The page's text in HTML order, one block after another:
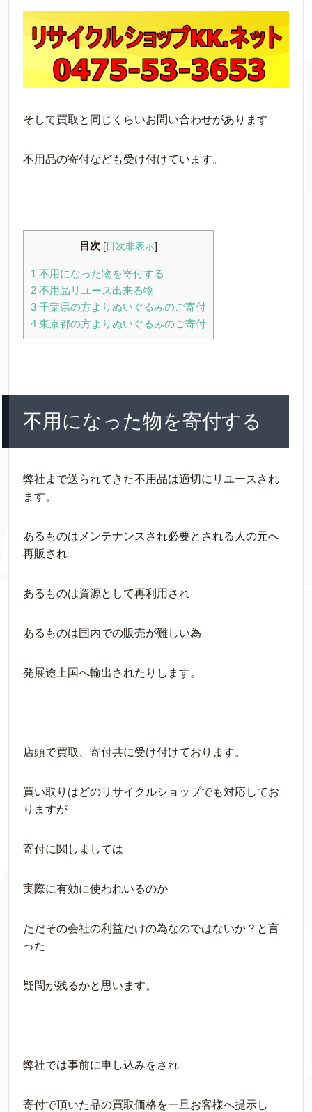
そして買取と同じくらいお問い合わせがあります
不用品の寄付なども受け付けています。
目次 [ 目次非表示]
1 不用になった物を寄付する
2 不用品リユース出来る物
3 千葉県の方よりぬいぐるみのご寄付
4 東京都の方よりぬいぐるみのご寄付
不用になった物を寄付する
弊社まで送られてきた不用品は適切にリユースされ
ます。
あるものはメンテナンスされ必要とされる人の元へ
再販され
あるものは資源として再利用され
あるものは国内での販売が難しい為
発展途上国へ輸出されたりします。
店頭で買取、寄付共に受け付けております。
買い取りはどのリサイクルショップでも対応してお
りますが
寄付に関しましては
実際に有効に使われいるのか
ただその会社の利益だけの為なのではないか？と言
った
疑問が残るかと思います。
弊社では事前に申し込みをされ
寄付で頂いた品の買取価格を一旦お客様へ提示し